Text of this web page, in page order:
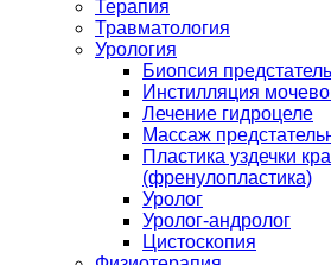
Терапия
Травматология
Урология
Биопсия
Инстилляция
Лечение гидроцеле
Массаж
Пластика уздечки
(френулопластика)
Уролог
Уролог-андролог
Цистоскопия